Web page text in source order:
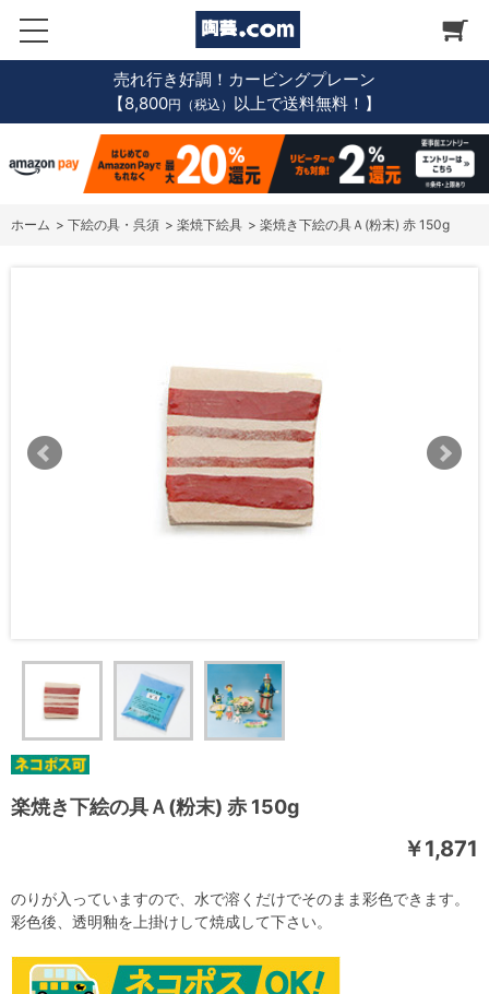
売れ行き好調！カービングプレーン
【8,800円（税込） 以上で送料無料！】
ホーム > 下絵の具・呉須 > 楽焼下絵具 > 楽焼き下絵の具Ａ(粉末) 赤 150g
楽焼き下絵の具Ａ(粉末) 赤 150g
￥1,871
のりが入っていますので、水で溶くだけでそのまま彩色できます。
彩色後、透明釉を上掛けして焼成して下さい。